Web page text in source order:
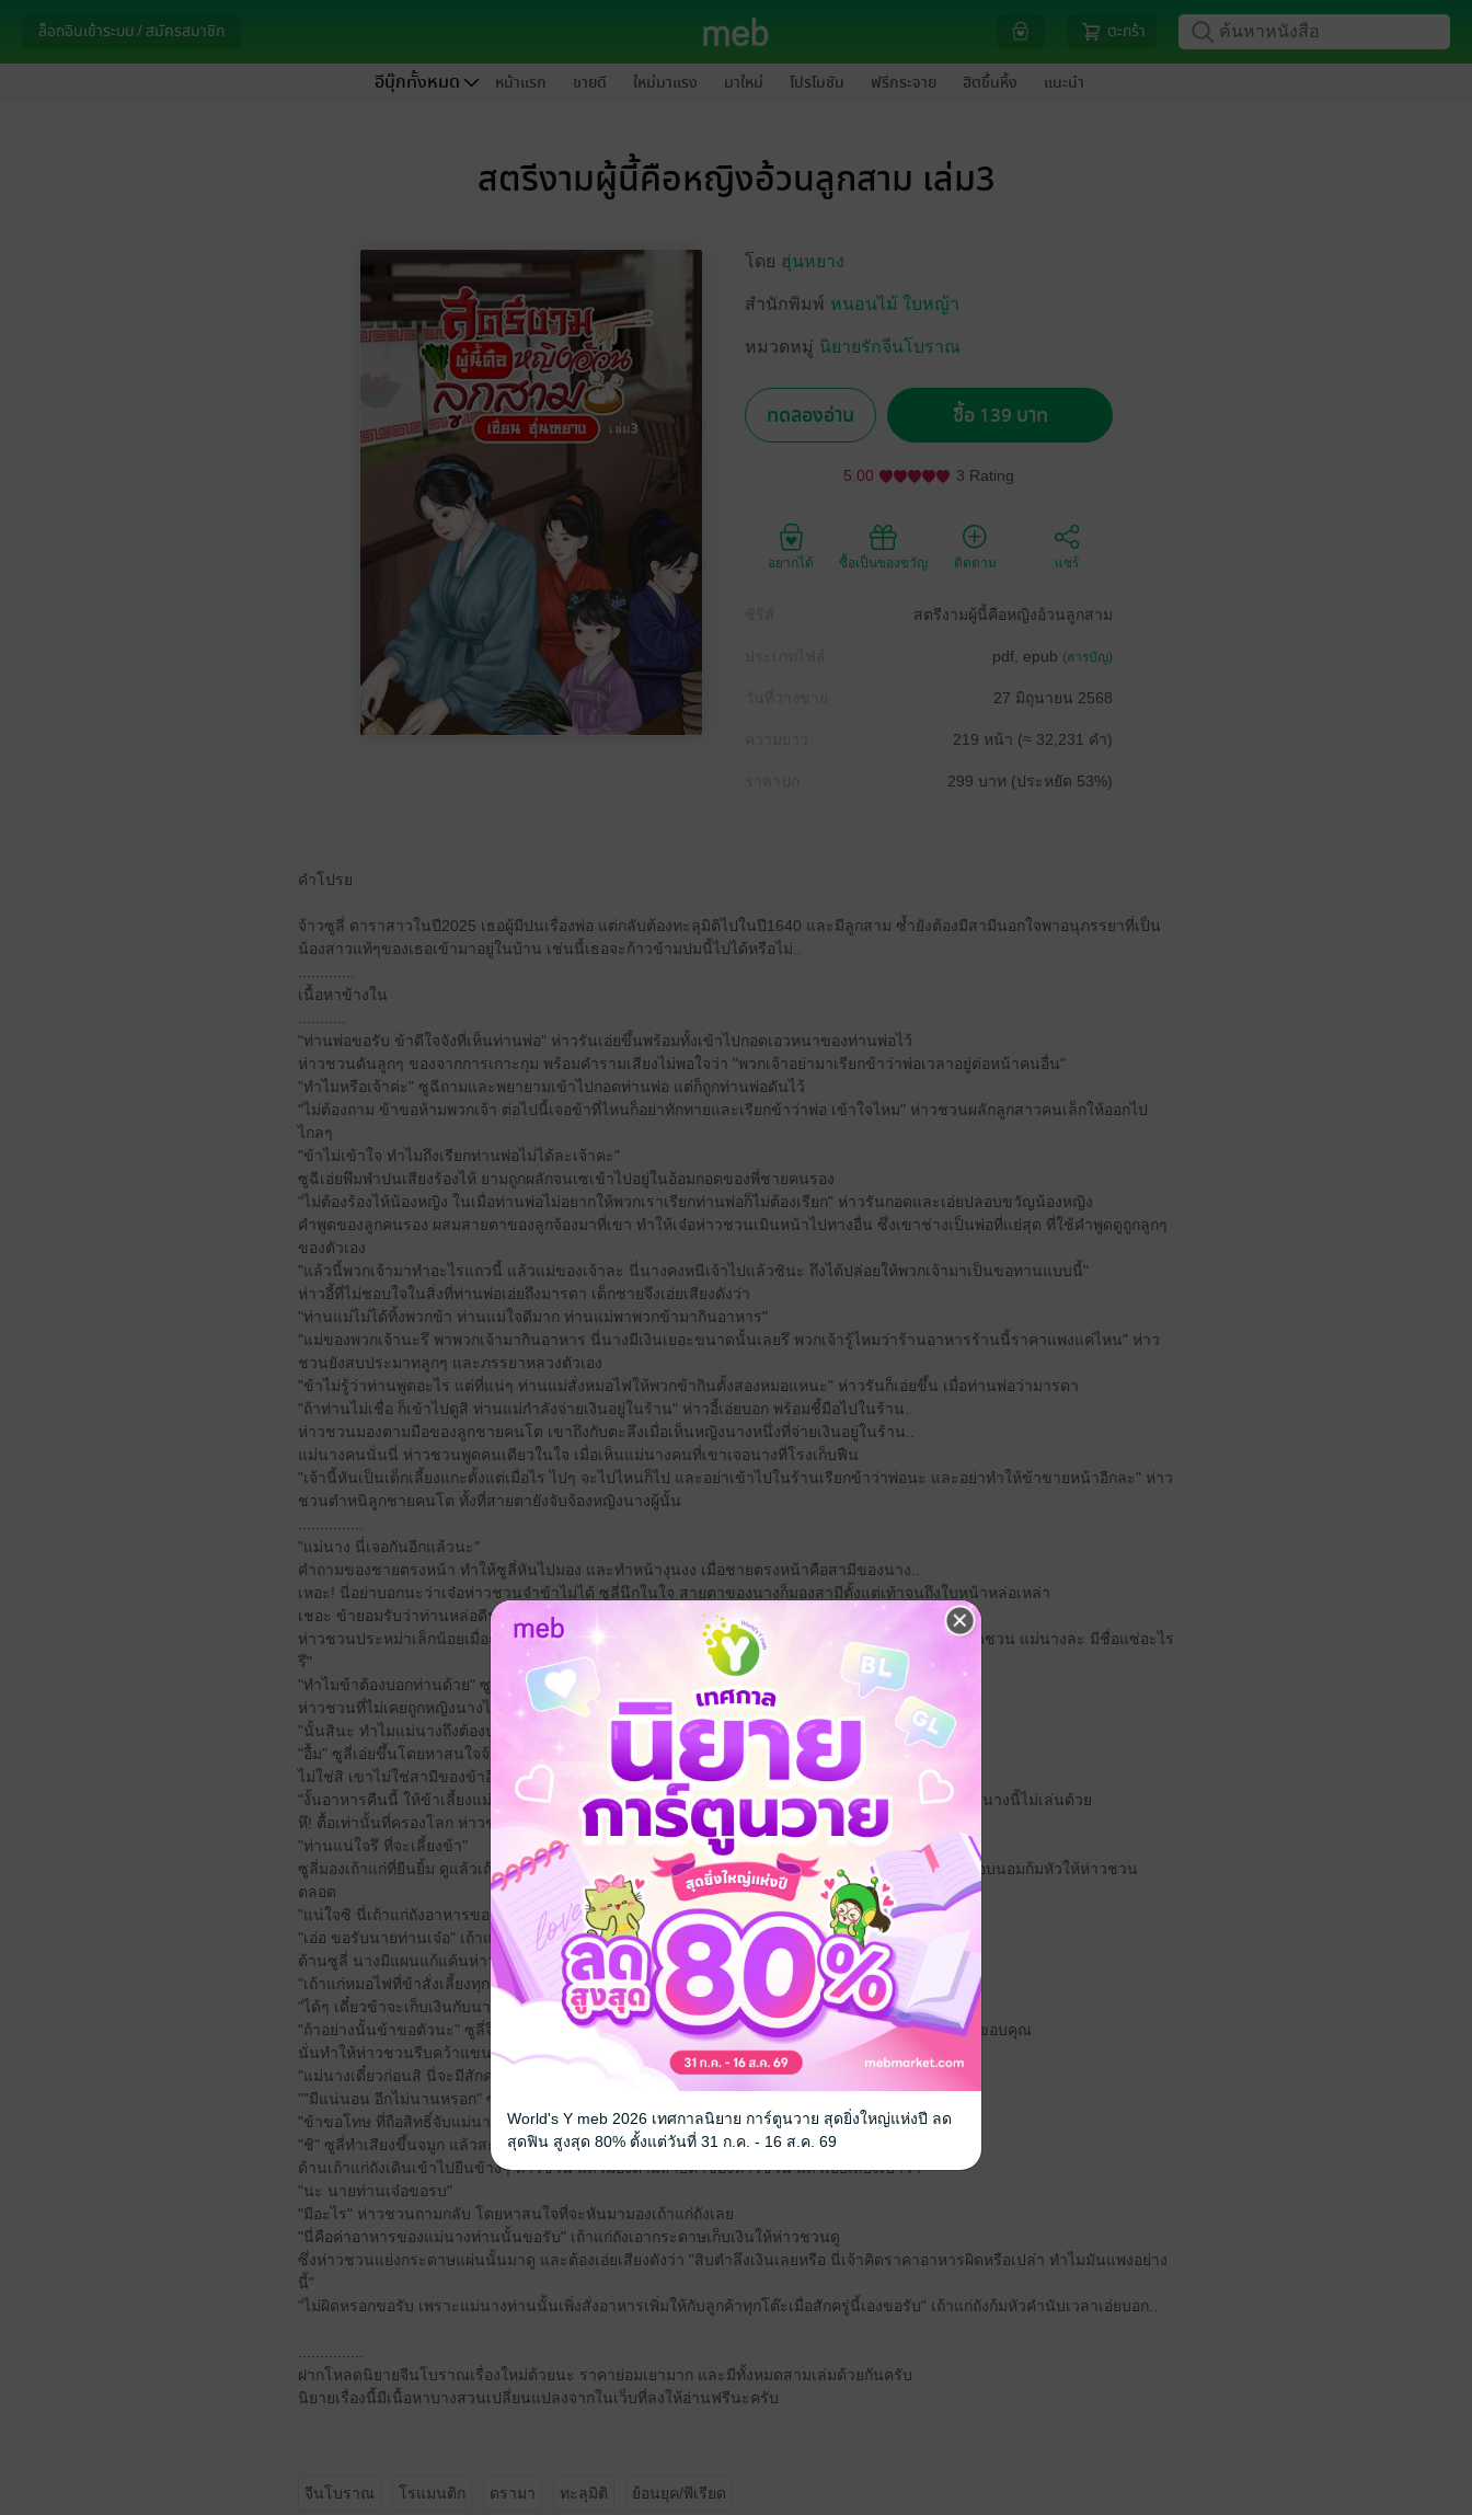
ล็อกอินเข้าระบบ / สมัครสมาชิก ตะกร้า
อีบุ๊กทั้งหมด หน้าแรก ขายดี ใหม่มาแรง มาใหม่ โปรโมชัน ฟรีกระจาย ฮิตขึ้นหิ้ง แนะนำ
สตรีงามผู้นี้คือหญิงอ้วนลูกสาม เล่ม3
โดย ฮุ่นหยาง
สำนักพิมพ์ หนอนไม้ ใบหญ้า
หมวดหมู่ นิยายรักจีนโบราณ
ทดลองอ่าน ซื้อ 139 บาท
5.00 3 Rating
อยากได้ ซื้อเป็นของขวัญ ติดตาม แชร์
สตรีงามผู้นี้คือหญิงอ้วนลูกสาม
pdf, epub (สารบัญ)
27 มิถุนายน 2568
219 หน้า (≈ 32,231 คำ)
299 บาท (ประหยัด 53%)
คำโปรย
จ้าวซูลี่ ดาราสาวในปี2025 เธอผู้มีปนเรื่องพ่อ แต่กลับต้องทะลุมิติไปในปี1640 และมีลูกสาม ซ้ำยังต้องมีสามีนอกใจพาอนุภรรยาที่เป็น
น้องสาวแท้ๆของเธอเข้ามาอยู่ในบ้าน เช่นนี้เธอจะก้าวข้ามปมนี้ไปได้หรือไม่..
เนื้อหาข้างใน
"ท่านพ่อขอรับ ข้าดีใจจังที่เห็นท่านพ่อ" ห่าวรันเอ่ยขึ้นพร้อมทั้งเข้าไปกอดเอวหนาของท่านพ่อไว้
ห่าวชวนดันลูกๆ ของจากการเกาะกุม พร้อมคำรามเสียงไม่พอใจว่า "พวกเจ้าอย่ามาเรียกข้าว่าพ่อเวลาอยู่ต่อหน้าคนอื่น"
"ทำไมหรือเจ้าค่ะ" ซูฉีถามและพยายามเข้าไปกอดท่านพ่อ แต่ก็ถูกท่านพ่อดันไว้
"ไม่ต้องถาม ข้าขอห้ามพวกเจ้า ต่อไปนี้เจอข้าที่ไหนก็อย่าทักทายและเรียกข้าว่าพ่อ เข้าใจไหม" ห่าวชวนผลักลูกสาวคนเล็กให้ออกไป
ไกลๆ
"ข้าไม่เข้าใจ ทำไมถึงเรียกท่านพ่อไม่ได้ละเจ้าคะ"
ซูฉีเอ่ยพึมพำปนเสียงร้องไห้ ยามถูกผลักจนเซเข้าไปอยู่ในอ้อมกอดของพี่ชายคนรอง
"ไม่ต้องร้องไห้น้องหญิง ในเมื่อท่านพ่อไม่อยากให้พวกเราเรียกท่านพ่อก็ไม่ต้องเรียก" ห่าวรันกอดและเอ่ยปลอบขวัญน้องหญิง
คำพูดของลูกคนรอง ผสมสายตาของลูกจ้องมาที่เขา ทำให้เจ๋อห่าวชวนเมินหน้าไปทางอื่น ซึ่งเขาช่างเป็นพ่อที่แย่สุด ที่ใช้คำพูดดูถูกลูกๆ
ของตัวเอง
"แล้วนี้พวกเจ้ามาทำอะไรแถวนี้ แล้วแม่ของเจ้าละ นี่นางคงหนีเจ้าไปแล้วซินะ ถึงได้ปล่อยให้พวกเจ้ามาเป็นขอทานแบบนี้"
ห่าวอี้ที่ไม่ชอบใจในสิ่งที่ท่านพ่อเอ่ยถึงมารดา เด็กชายจึงเอ่ยเสียงดังว่า
"ท่านแม่ไม่ได้ทิ้งพวกข้า ท่านแม่ใจดีมาก ท่านแม่พาพวกข้ามากินอาหาร"
"แม่ของพวกเจ้านะรึ พาพวกเจ้ามากินอาหาร นี่นางมีเงินเยอะขนาดนั้นเลยรึ พวกเจ้ารู้ไหมว่าร้านอาหารร้านนี้ราคาแพงแค่ไหน" ห่าว
ชวนยังสบประมาทลูกๆ และภรรยาหลวงตัวเอง
"ข้าไม่รู้ว่าท่านพูดอะไร แต่ที่แน่ๆ ท่านแม่สั่งหมอไฟให้พวกข้ากินตั้งสองหมอแหนะ" ห่าวรันก็เอ่ยขึ้น เมื่อท่านพ่อว่ามารดา
"ถ้าท่านไม่เชื่อ ก็เข้าไปดูสิ ท่านแม่กำลังจ่ายเงินอยู่ในร้าน" ห่าวอี้เอ่ยบอก พร้อมชี้มือไปในร้าน..
ห่าวชวนมองตามมือของลูกชายคนโต เขาถึงกับตะลึงเมื่อเห็นหญิงนางหนึ่งที่จ่ายเงินอยู่ในร้าน..
แม่นางคนนั่นนี่ ห่าวชวนพูดคนเดียวในใจ เมื่อเห็นแม่นางคนที่เขาเจอนางที่โรงเก็บฟืน
"เจ้านี้หันเป็นเด็กเลี้ยงแกะตั้งแต่เมื่อไร ไปๆ จะไปไหนก็ไป และอย่าเข้าไปในร้านเรียกข้าว่าพ่อนะ และอย่าทำให้ข้าขายหน้าอีกละ" ห่าว
ชวนตำหนิลูกชายคนโต ทั้งที่สายตายังจับจ้องหญิงนางผู้นั้น
"แม่นาง นี่เจอกันอีกแล้วนะ"
คำถามของชายตรงหน้า ทำให้ซูลี่หันไปมอง และทำหน้างุนงง เมื่อชายตรงหน้าคือสามีของนาง..
เหอะ! นี่อย่าบอกนะว่าเจ๋อห่าวชวนจำข้าไม่ได้ ซูลี่นึกในใจ สายตาของนางก็มองสามีตั้งแต่เท้าจนถึงใบหน้าหล่อเหล่า
เชอะ ข้ายอมรับว่าท่านหล่อดีนะ แต่ไม่ได้ทำให้หัวใจของข้าเต้นแรงอีกต่อไปแล้ว ซูลี่นึกในใจ..
ห่าวชวนประหม่าเล็กน้อยเมื่อถูกแม่นางตรงหน้ามอง เขาจึงเอ่ยแนะนำตัวและถามนางว่า "เอ่อ ข้า เจ๋อห่าวชวน แม่นางละ มีชื่อแซ่อะไร
รึ"
"ทำไมข้าต้องบอกท่านด้วย" ซูลี่จึงเล่นไปตามบท ไม่รู้จักเข้าเช่นกัน..
ห่าวชวนที่ไม่เคยถูกหญิงนางไหนตัดสัมพันธ์อย่างนี้ เขาก็รู้สึกเสียหน้า จึงเอ่ยขึ้นว่า
"นั้นสินะ ทำไมแม่นางถึงต้องบอกแซ่ของเจ้ากับข้าด้วย ว่าแต่แม่นางจะจ่ายค่าอาหารรึ"
"อื้ม" ซูลี่เอ่ยขึ้นโดยหาสนใจจ้องมองสามี
ไม่ใช่สิ เขาไม่ใช่สามีของข้าอีกต่อไปแล้ว และข้าจะหาทางหย่ากับเจ้าให้เร็วที่สุด นางนึกในใจ
"งั้นอาหารคืนนี้ ให้ข้าเลี้ยงแม่นางนะ" เพราะความงามของแม่นางท่านนี้ทำเอาห่าวชวนตื้อ ทั้งที่รู้ว่าถูกแม่นางนี้ไม่เล่นด้วย
หึ! ตื้อเท่านั้นที่ครองโลก ห่าวชวนยกยิ้มเมื่อนึกคนเดียวในใจ
"ท่านแน่ใจรึ ที่จะเลี้ยงข้า"
ซูลี่มองเถ้าแก่ที่ยืนยิ้ม ดูแล้วเถ้าแก่คงจะรู้จักห่าวชวนเป็นอย่างดี เพราะดูเถ้าแก่ที่มีอายุมาก แต่ก็ยังทำตัวนอบนอมก้มหัวให้ห่าวชวน
ตลอด
"แน่ใจซิ นี่เถ้าแก่ถังอาหารของแม่นางท่านนี้ข้าจะจ่ายเอง"
"เอ่อ ขอรับนายท่านเจ๋อ" เถ้าแก่เจ้าของร้านคำนับรับคำ..
ด้านซูลี่ นางมีแผนแก้แค้นห่าวชวนเล็กๆ น้อยๆ จึงเดินไปกระซิบบอกเถ้าแก่เจ้าของร้านว่า
"เถ้าแก่หมอไฟที่ข้าสั่งเลี้ยงทุกคนในร้านอาหารนี้ ก็เก็บเงินกับเขาก็แล้วกันนะ"
"ได้ๆ เดี๋ยวข้าจะเก็บเงินกับนายท่านเจ๋อเองขอรับ" เถ้าแก่ถังพยักหน้าดีใจ..
"ถ้าอย่างนั้นข้าขอตัวนะ" ซูลี่จึงเอ่ยขึ้น พร้อมทั้งเดินผ่านหน้าห่าวชวน ซึ่งนางไม่ได้สนใจและคิดจะเอ่ยคำขอบคุณ
นั่นทำให้ห่าวชวนรีบคว้าแขนนางไว้ และเอ่ยถามว่า
"แม่นางเดี๋ยวก่อนสิ นี่จะมีสักครั้งไหม ถ้าข้าและแม่นางจะได้เจอกันอีก"
""มีแน่นอน อีกไม่นานหรอก" ซูลี่เอ่ยขึ้น พร้อมใช้สายตาไม่พอใจจ้องมือของห่าวชวนที่จับแขนนาง..
"ข้าขอโทษ ที่ถือสิทธิ์จับแม่นาง" ห่าวชวนรีบปล่อย และเอ่ยเสียงอ่อยๆ
"ชิ" ซูลี่ทำเสียงขึ้นจมูก แล้วสะบัดหน้าหนีเดินออกจากร้าน โดยมีห่าวชวนมองตามไปละสายตา..
ด้านเถ้าแก่ถังเดินเข้าไปยืนข้างๆ ห่าวชวน แล้วมองตามสายตาของห่าวชวน แล้วเอ่ยเสียงเบาว่า
"นะ นายท่านเจ๋อขอรบ"
"มีอะไร" ห่าวชวนถามกลับ โดยหาสนใจที่จะหันมามองเถ้าแก่ถังเลย
"นี่คือค่าอาหารของแม่นางท่านนั้นขอรับ" เถ้าแก่ถังเอากระดาษเก็บเงินให้ห่าวชวนดู
ซึ่งห่าวชวนแย่งกระดาษแผ่นนั้นมาดู และต้องเอ่ยเสียงดังว่า "สิบตำลึงเงินเลยหรือ นี่เจ้าคิดราคาอาหารผิดหรือเปล่า ทำไมมันแพงอย่าง
นี้"
"ไม่ผิดหรอกขอรับ เพราะแม่นางท่านนั้นเพิ่งสั่งอาหารเพิ่มให้กับลูกค้าทุกโต๊ะเมื่อสักครู่นี้เองขอรับ" เถ้าแก่ถังก้มหัวคำนับเวลาเอ่ยบอก..
ฝากโหลดนิยายจีนโบราณเรื่องใหม่ด้วยนะ ราคาย่อมเยามาก และมีทั้งหมดสามเล่มด้วยกันครับ
นิยายเรื่องนี้มีเนื้อหาบางสวนเปลี่ยนแปลงจากในเว็บที่ลงให้อ่านฟรีนะครับ
จีนโบราณ โรแมนติก ดรามา ทะลุมิติ ย้อนยุค/พีเรียด
World's Y meb 2026 เทศกาลนิยาย การ์ตูนวาย สุดยิ่งใหญ่แห่งปี ลด
สุดฟิน สูงสุด 80% ตั้งแต่วันที่ 31 ก.ค. - 16 ส.ค. 69